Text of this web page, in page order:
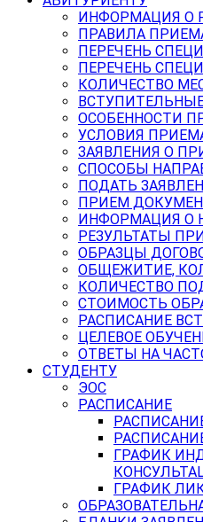
ИНФОРМАЦИЯ О
ПРАВИЛА
ПЕРЕЧЕНЬ
ПЕРЕЧЕНЬ
КОЛИЧЕСТВО
ОСОБЕННОСТИ
УСЛОВИЯ
ЗАЯВЛЕНИЯ О
СПОСОБЫ
ПОДАТЬ
ПРИЕМ
ИНФОРМАЦИЯ О
РЕЗУЛЬТАТЫ
ОБРАЗЦЫ
ОБЩЕЖИТИЕ,
КОЛИЧЕСТВО
СТОИМОСТЬ
РАСПИСАНИЕ
ЦЕЛЕВОЕ
ОТВЕТЫ НА
СТУДЕНТУ
ЭОС
РАСПИСАНИЕ
ГРАФИК
ГРАФИК